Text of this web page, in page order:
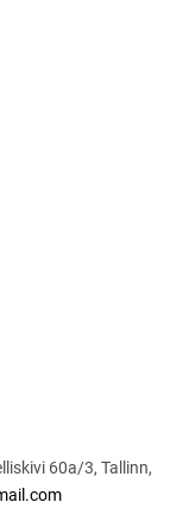
60a/3, Tallinn,